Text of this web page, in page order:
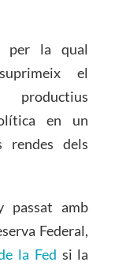
per la qual
el
productius
en un
rendes dels
passat amb
Federal,
la Fed si la